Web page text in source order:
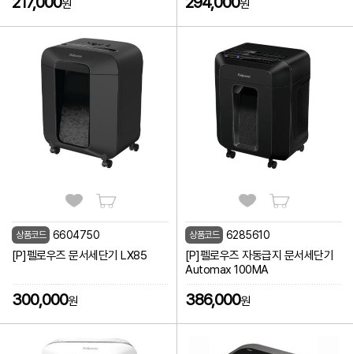
원 원
상품코드 6604750
[P]펠로우즈 문서세단기 LX85
300,000원
상품코드 6285610
[P]펠로우즈 자동급지 문서세단기
Automax 100MA
386,000원